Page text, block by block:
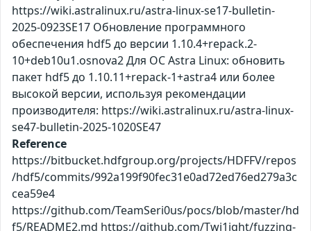
https://wiki.astralinux.ru/astra-linux-se17-bulletin-
2025-0923SE17 Обновление программного
обеспечения hdf5 до версии 1.10.4+repack.2-
10+deb10u1.osnova2 Для ОС Astra Linux: обновить
пакет hdf5 до 1.10.11+repack-1+astra4 или более
высокой версии, используя рекомендации
производителя: https://wiki.astralinux.ru/astra-linux-
se47-bulletin-2025-1020SE47
Reference
https://bitbucket.hdfgroup.org/projects/HDFFV/repos
/hdf5/commits/992a199f90fec31e0ad72ed76ed279a3c
cea59e4
https://github.com/TeamSeri0us/pocs/blob/master/hd
f5/README2.md https://github.com/Twi1ight/fuzzing-